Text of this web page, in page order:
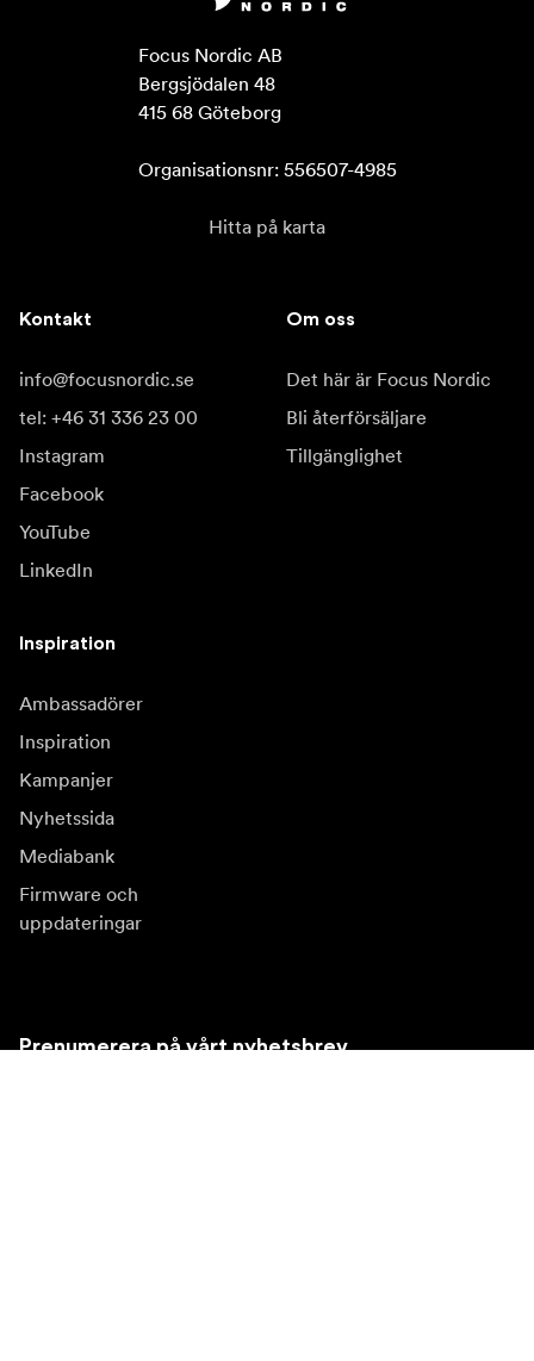
Focus Nordic AB
Bergsjödalen 48
415 68 Göteborg
Organisationsnr: 556507-4985
Hitta på karta
Kontakt
info@focusnordic.se
tel: +46 31 336 23 00
Instagram
Facebook
YouTube
LinkedIn
Om oss
Det här är Focus Nordic
Bli återförsäljare
Tillgänglighet
Inspiration
Ambassadörer
Inspiration
Kampanjer
Nyhetssida
Mediabank
Firmware och
uppdateringar
Prenumerera på vårt nyhetsbrev